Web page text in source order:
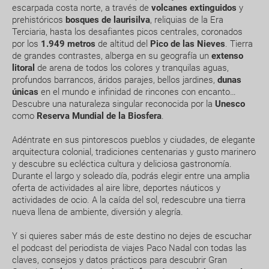
escarpada costa norte, a través de volcanes extinguidos y
prehistóricos bosques de laurisilva, reliquias de la Era
Terciaria, hasta los desafiantes picos centrales, coronados
por los 1.949 metros de altitud del Pico de las Nieves . Tierra
de grandes contrastes, alberga en su geografía un extenso
litoral de arena de todos los colores y tranquilas aguas,
profundos barrancos, áridos parajes, bellos jardines, dunas
únicas en el mundo e infinidad de rincones con encanto…
Descubre una naturaleza singular reconocida por la Unesco
como Reserva Mundial de la Biosfera
Adéntrate en sus pintorescos pueblos y ciudades, de elegante
arquitectura colonial, tradiciones centenarias y gusto marinero
y descubre su ecléctica cultura y deliciosa gastronomía.
Durante el largo y soleado día, podrás elegir entre una amplia
oferta de actividades al aire libre, deportes náuticos y
actividades de ocio. A la caída del sol, redescubre una tierra
nueva llena de ambiente, diversión y alegría.
Y si quieres saber más de este destino no dejes de escuchar
el podcast del periodista de viajes Paco Nadal con todas las
claves, consejos y datos prácticos para descubrir Gran
If you visit Pico de las Nieves or Roque Nublo, take lighter
warm clothes with you and a camera.
During Spring, Gran Canaria is especially beautiful and
green. Join the interesting hiking excursions!
JAN
20.6 °C
FEB
21.0 °C
MAR
21.8 °C
APR
Can I change or cancel my booking? How much will
I have to pay?
What expiry date should I have on my passport to
travel to.....?
How can I book a package Holiday on the website?
What happens if my booking or part of it is pending
confirmation?
booking request?